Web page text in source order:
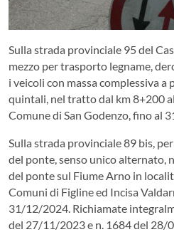
Sulla strada provinciale 95 del
mezzo per trasporto legname,
i veicoli con massa complessiva a
quintali, nel tratto dal km 8+200
Comune di San Godenzo, fino al
Sulla strada provinciale 89 bis,
del ponte, senso unico alternato,
del ponte sul Fiume Arno in
Comuni di Figline ed Incisa
31/12/2024. Richiamate
del 27/11/2023 e n. 1684 del 28/